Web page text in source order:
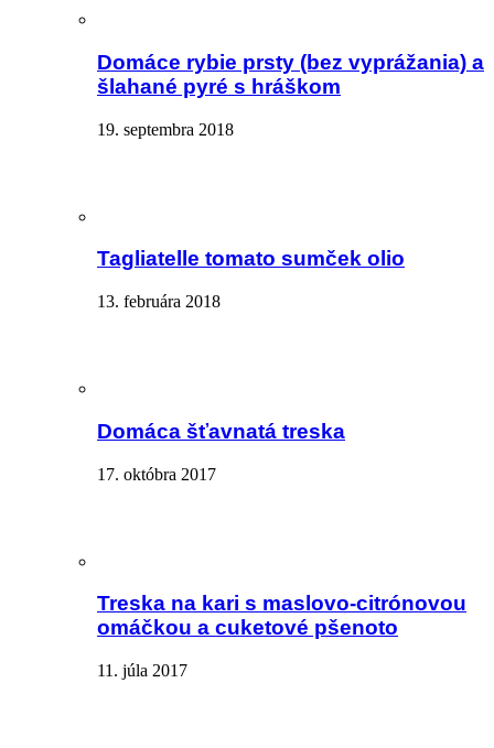
Domáce rybie prsty (bez vyprážania) a
šlahané pyré s hráškom
19. septembra 2018
Tagliatelle tomato sumček olio
13. februára 2018
Domáca šťavnatá treska
17. októbra 2017
Treska na kari s maslovo-citrónovou
omáčkou a cuketové pšenoto
11. júla 2017